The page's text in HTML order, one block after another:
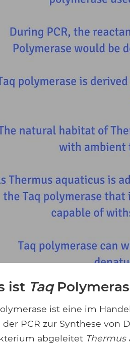
ist Taq
ist eine im
PCR zur Synthese von
abgeleitet Thermus